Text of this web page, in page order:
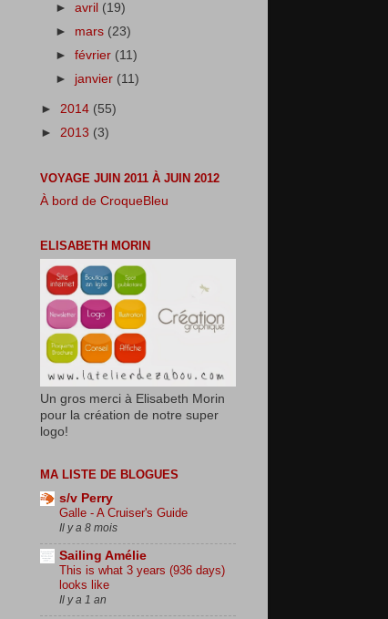
►avril (19)
► mars (23)
►février (11)
► janvier (11)
► 2014 (55)
► 2013 (3)
VOYAGE JUIN 2011 À JUIN 2012
À bord de CroqueBleu
ELISABETH MORIN
Un gros merci à Elisabeth Morin
pour la création de notre super
logo!
MA LISTE DE BLOGUES
s/v Perry
Galle - A Cruiser's Guide
Il y a 8 mois
Sailing Amélie
This is what 3 years (936 days)
looks like
Il y a 1 an